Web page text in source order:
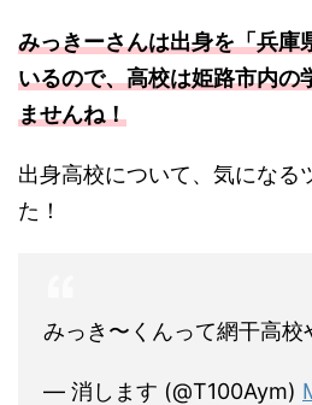
みっきーさんは出身を「兵庫
いるので、高校は姫路市内の
ませんね！
出身高校について、気になる
た！
みっき〜くんって網干高校
— 消します (@T100Aym)